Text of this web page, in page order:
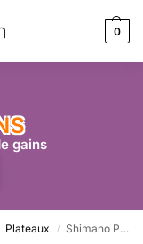
0
gains
Plateaux / Shimano Plateau 36z Ultegra FC-6800 11vit